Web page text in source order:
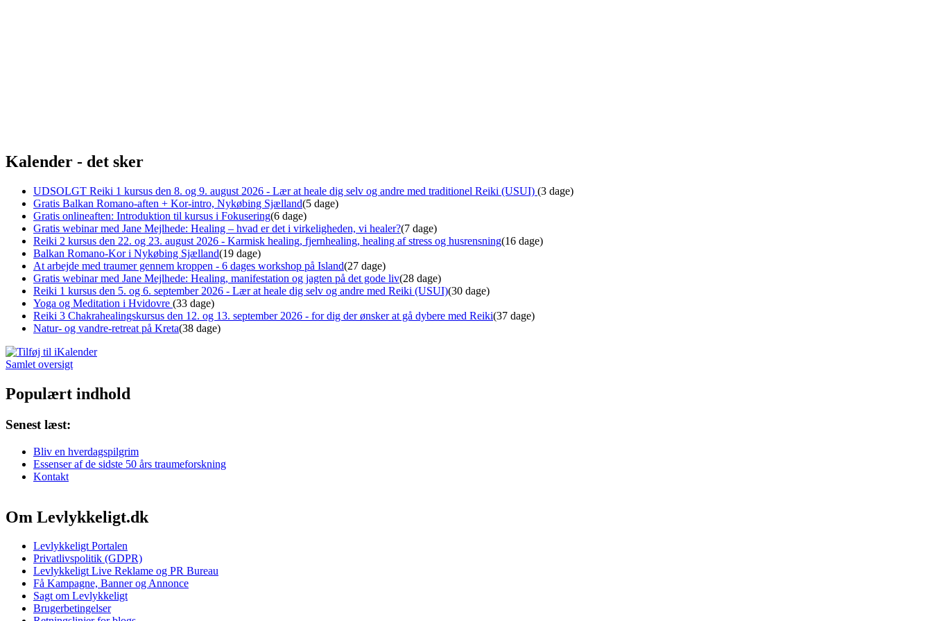
Kalender - det sker
UDSOLGT Reiki 1 kursus den 8. og 9. august 2026 - Lær at heale dig selv og andre med traditionel Reiki (USUI) (3 dage)
Gratis Balkan Romano-aften + Kor-intro, Nykøbing Sjælland(5 dage)
Gratis onlineaften: Introduktion til kursus i Fokusering(6 dage)
Gratis webinar med Jane Mejlhede: Healing – hvad er det i virkeligheden, vi healer?(7 dage)
Reiki 2 kursus den 22. og 23. august 2026 - Karmisk healing, fjernhealing, healing af stress og husrensning(16 dage)
Balkan Romano-Kor i Nykøbing Sjælland(19 dage)
At arbejde med traumer gennem kroppen - 6 dages workshop på Island(27 dage)
Gratis webinar med Jane Mejlhede: Healing, manifestation og jagten på det gode liv(28 dage)
Reiki 1 kursus den 5. og 6. september 2026 - Lær at heale dig selv og andre med Reiki (USUI)(30 dage)
Yoga og Meditation i Hvidovre (33 dage)
Reiki 3 Chakrahealingskursus den 12. og 13. september 2026 - for dig der ønsker at gå dybere med Reiki(37 dage)
Natur- og vandre-retreat på Kreta(38 dage)
Samlet oversigt
Populært indhold
Senest læst:
Bliv en hverdagspilgrim
Essenser af de sidste 50 års traumeforskning
Kontakt
Om Levlykkeligt.dk
Levlykkeligt Portalen
Privatlivspolitik (GDPR)
Levlykkeligt Live Reklame og PR Bureau
Få Kampagne, Banner og Annonce
Sagt om Levlykkeligt
Brugerbetingelser